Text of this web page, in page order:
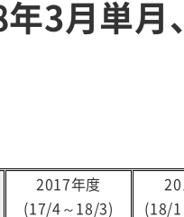
3月単
2017年度
(17/4～18/3)
(18/1